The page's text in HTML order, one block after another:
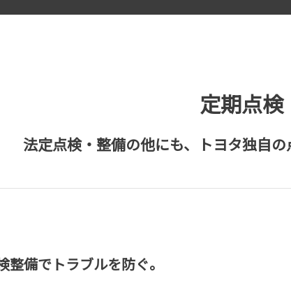
定期点検
法定点検・整備の他にも、トヨタ独自の
整備でトラブルを防ぐ。